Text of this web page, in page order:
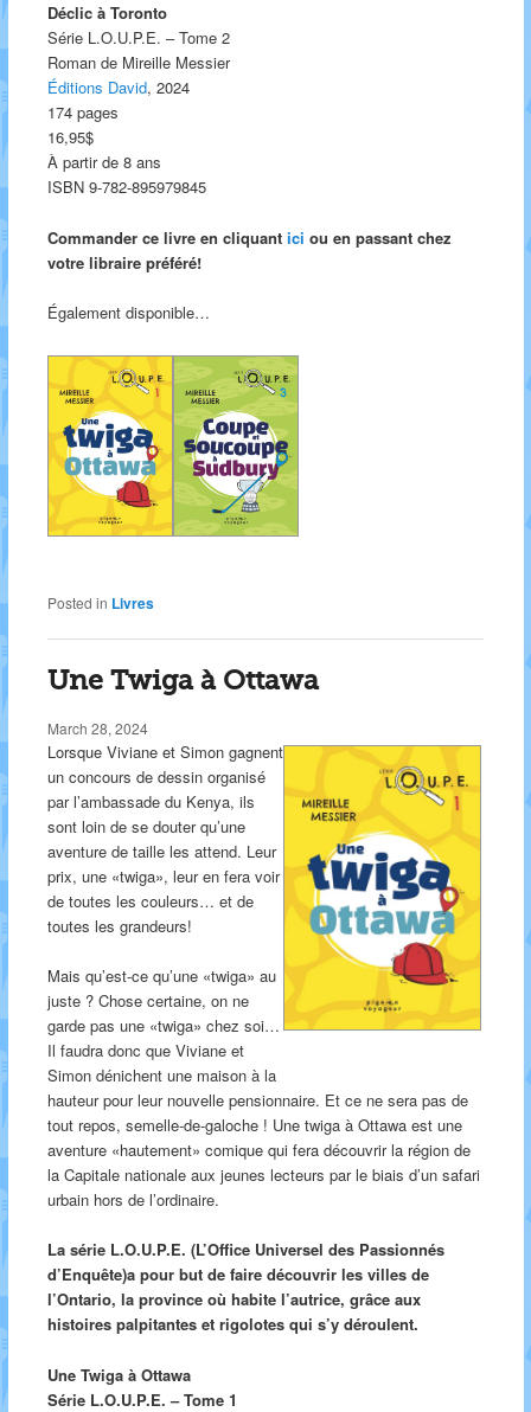
Déclic à Toronto
Série L.O.U.P.E. – Tome 2
Roman de Mireille Messier
Éditions David, 2024
174 pages
16,95$
À partir de 8 ans
ISBN 9-782-895979845
Commander ce livre en cliquant ici ou en passant chez
votre libraire préféré!
Également disponible…
Posted in Livres
Une Twiga à Ottawa
March 28, 2024
Lorsque Viviane et Simon gagnent
un concours de dessin organisé
par l’ambassade du Kenya, ils
sont loin de se douter qu’une
aventure de taille les attend. Leur
prix, une «twiga», leur en fera voir
de toutes les couleurs… et de
toutes les grandeurs!
Mais qu’est-ce qu’une «twiga» au
juste ? Chose certaine, on ne
garde pas une «twiga» chez soi…
Il faudra donc que Viviane et
Simon dénichent une maison à la
hauteur pour leur nouvelle pensionnaire. Et ce ne sera pas de
tout repos, semelle-de-galoche ! Une twiga à Ottawa est une
aventure «hautement» comique qui fera découvrir la région de
la Capitale nationale aux jeunes lecteurs par le biais d’un safari
urbain hors de l’ordinaire.
La série L.O.U.P.E. (L’Office Universel des Passionnés
d’Enquête)a pour but de faire découvrir les villes de
l’Ontario, la province où habite l’autrice, grâce aux
histoires palpitantes et rigolotes qui s’y déroulent.
Une Twiga à Ottawa
Série L.O.U.P.E. – Tome 1